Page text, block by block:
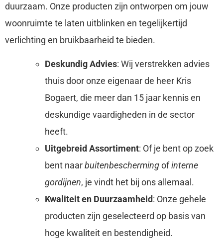
duurzaam. Onze producten zijn ontworpen om jouw
woonruimte te laten uitblinken en tegelijkertijd
verlichting en bruikbaarheid te bieden.
Deskundig Advies: Wij verstrekken advies
thuis door onze eigenaar de heer Kris
Bogaert, die meer dan 15 jaar kennis en
deskundige vaardigheden in de sector
heeft.
Uitgebreid Assortiment: Of je bent op zoek
bent naarbuitenbeschermingofinterne
gordijnen, je vindt het bij ons allemaal.
Kwaliteit en Duurzaamheid: Onze gehele
producten zijn geselecteerd op basis van
hoge kwaliteit en bestendigheid.